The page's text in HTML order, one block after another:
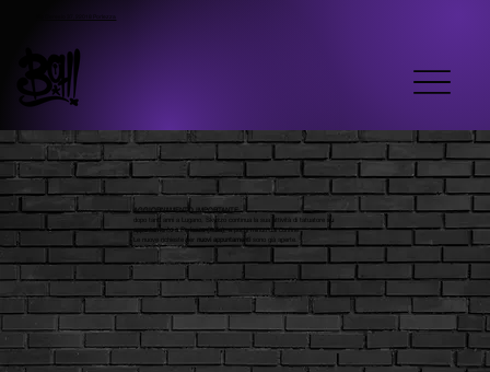
AGGIORNAMENTO IMPORTANTE
dopo tanti anni a Lugano, Skyzzo continua la sua attività di tatuatore
su
appuntamento a Porlezza (Italia), a pochi minuti dal confine.
Le nuove richieste per
nuovi appuntamenti sono già aperte.